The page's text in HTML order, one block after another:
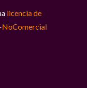
licencia de
NoComercial